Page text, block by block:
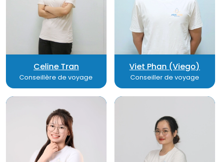
Celine Tran
Conseillère de voyage
Viet Phan (Viego)
Conseiller de voyage